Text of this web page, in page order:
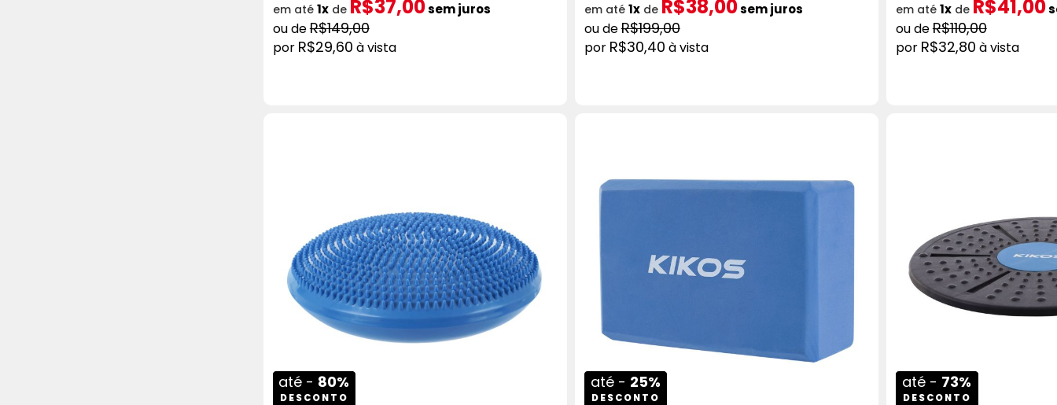
R$149,00
R$29,60 à vista
em até 1xde R$37,00sem juros
R$199,00
R$30,40 à vista
em até 1xde R$38,00sem juros
R$110,00
R$32,80 à vista
em até 1xde R$41,00
até - 80%
DESCONTO
até - 25%
DESCONTO
até - 73%
DESCONTO